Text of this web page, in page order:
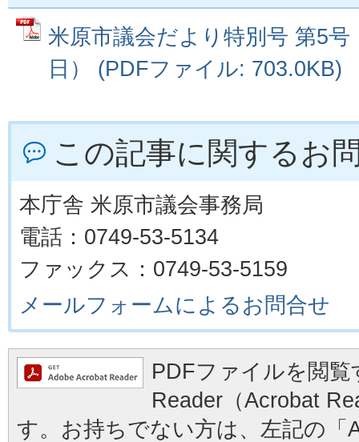
米原市議会だより特別号 第5号
日） (PDFファイル: 703.0KB)
この記事に関するお
本庁舎 米原市議会事務局
電話：0749-53-5134
ファックス：0749-53-5159
メールフォームによるお問合せ
PDFファイルを閲
Reader（Acrobat
す。お持ちでない方は、左記の「